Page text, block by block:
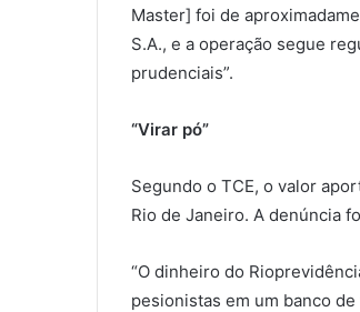
Master] foi de
S.A., e a operação segue
prudenciais”.
“Virar pó”
Segundo o TCE, o valor
Rio de Janeiro. A denúncia
“O dinheiro do
pesionistas em um banco